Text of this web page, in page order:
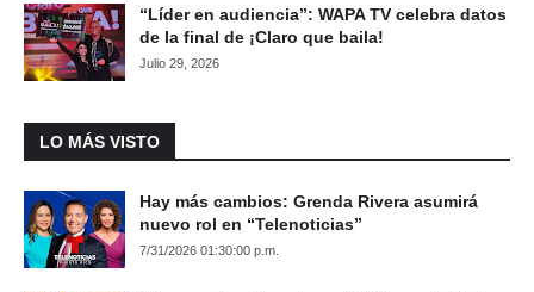
“Líder en audiencia”: WAPA TV celebra datos
de la final de ¡Claro que baila!
Julio 29, 2026
LO MÁS VISTO
Hay más cambios: Grenda Rivera asumirá
nuevo rol en “Telenoticias”
7/31/2026 01:30:00 p.m.